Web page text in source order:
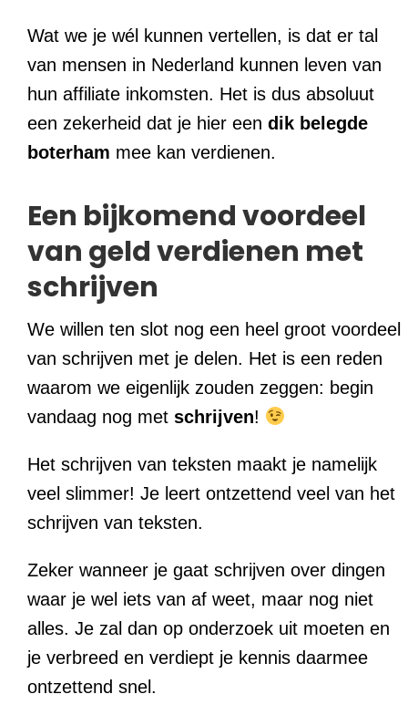
Wat we je wél kunnen vertellen, is dat er tal
van mensen in Nederland kunnen leven van
hun affiliate inkomsten. Het is dus absoluut
een zekerheid dat je hier een dik belegde
boterham mee kan verdienen.
Een bijkomend voordeel
van geld verdienen met
schrijven
We willen ten slot nog een heel groot voordeel
van schrijven met je delen. Het is een reden
waarom we eigenlijk zouden zeggen: begin
vandaag nog met schrijven!
Het schrijven van teksten maakt je namelijk
veel slimmer! Je leert ontzettend veel van het
schrijven van teksten.
Zeker wanneer je gaat schrijven over dingen
waar je wel iets van af weet, maar nog niet
alles. Je zal dan op onderzoek uit moeten en
je verbreed en verdiept je kennis daarmee
ontzettend snel.